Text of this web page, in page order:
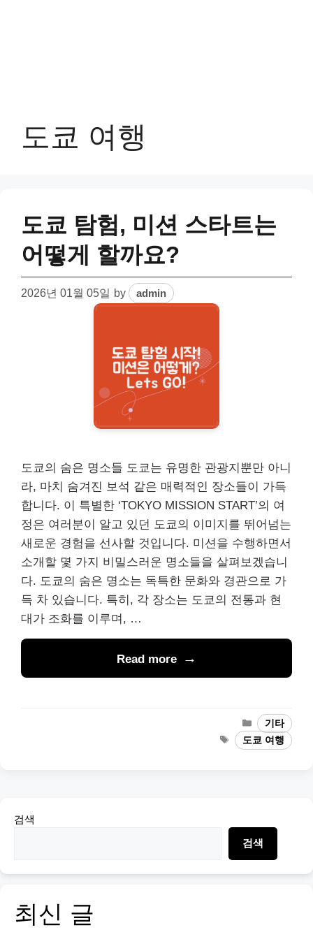
도쿄 여행
도쿄 탐험, 미션 스타트는
어떻게 할까요?
2026년 01월 05일 by admin
도쿄의 숨은 명소들 도쿄는 유명한 관광지뿐만 아니
라, 마치 숨겨진 보석 같은 매력적인 장소들이 가득
합니다. 이 특별한 ‘TOKYO MISSION START’의 여
정은 여러분이 알고 있던 도쿄의 이미지를 뛰어넘는
새로운 경험을 선사할 것입니다. 미션을 수행하면서
소개할 몇 가지 비밀스러운 명소들을 살펴보겠습니
다. 도쿄의 숨은 명소는 독특한 문화와 경관으로 가
득 차 있습니다. 특히, 각 장소는 도쿄의 전통과 현
대가 조화를 이루며, …
Read more
Categories
기타
Tags도쿄 여행
검색
검색
최신 글